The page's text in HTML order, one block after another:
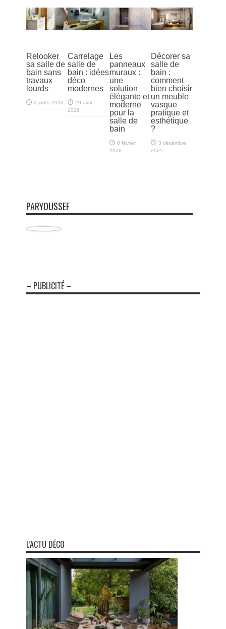
Relooker
sa salle de
bain sans
travaux
lourds
2 juillet 2026
Carrelage
salle de
bain : idées
déco
modernes
29 avril
2026
Les
panneaux
muraux :
une
solution
élégante et
moderne
pour la
salle de
bain
6 février
2026
Décorer sa
salle de
bain :
comment
bien choisir
un meuble
vasque
pratique et
esthétique
?
3 décembre
2025
PARYOUSSEF
– PUBLICITÉ –
L’ACTU DÉCO